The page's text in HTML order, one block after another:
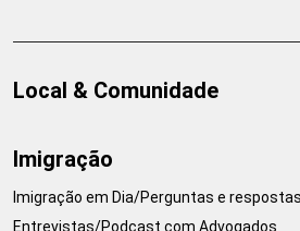
Local & Comunidade
Imigração
Imigração em Dia/Perguntas e respostas
Entrevistas/Podcast com Advogados